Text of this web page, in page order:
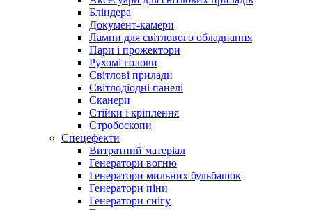
Бліндера
Документ-камери
Лампи для світлового обладнання
Пари і прожектори
Рухомі голови
Світлові прилади
Світлодіодні панелі
Сканери
Стійки і кріплення
Стробоскопи
Спецефекти
Витратний матеріал
Генератори вогню
Генератори мильних бульбашок
Генератори піни
Генератори снігу